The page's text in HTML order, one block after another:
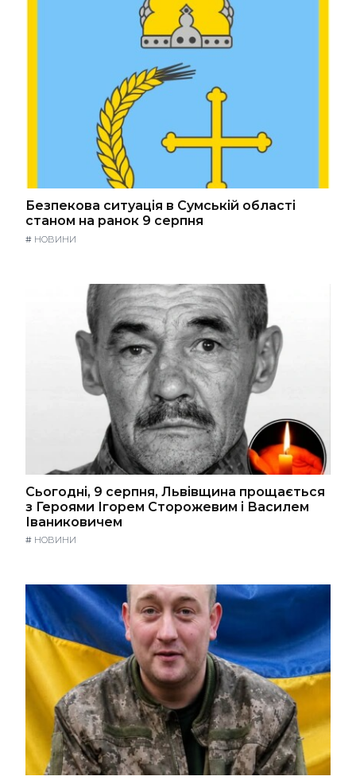
Безпекова ситуація в Сумській області
станом на ранок 9 серпня
# НОВИНИ
Сьогодні, 9 серпня, Львівщина прощається
з Героями Ігорем Сторожевим і Василем
Іваниковичем
# НОВИНИ